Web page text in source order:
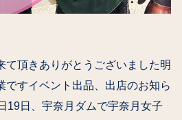
て頂きありがとうございました明
です️イベント出品、出店のお知ら
19日、宇奈月ダムで宇奈月女子